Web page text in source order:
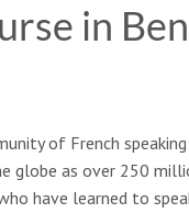
in
of French
as over 250
have learned to